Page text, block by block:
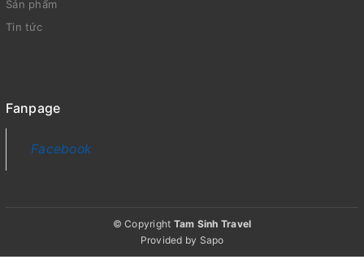
Sản phẩm
Tin tức
Fanpage
Facebook
© Copyright Tam Sinh Travel
Provided by Sapo